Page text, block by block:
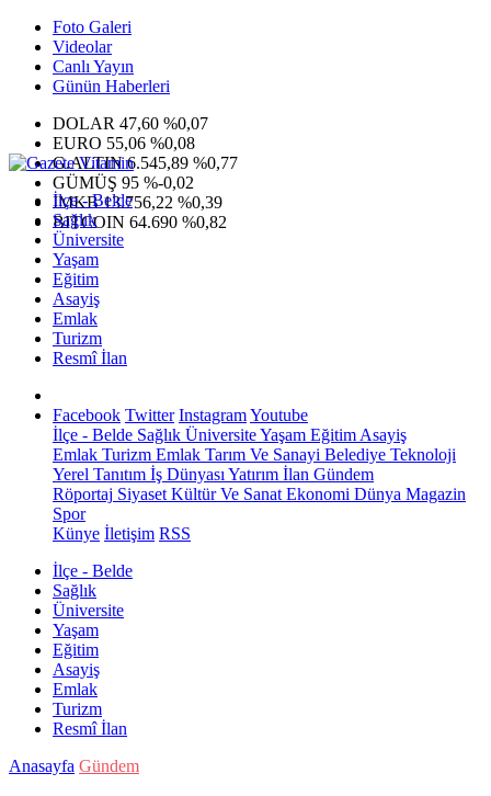
Foto Galeri
Videolar
Canlı Yayın
Günün Haberleri
DOLAR 47,60 %0,07
EURO 55,06 %0,08
G.ALTIN6.545,89 %0,77
GÜMÜŞ 95 %-0,02
IMKB13.756,22 %0,39
BITCOIN 64.690 %0,82
İlçe - Belde
Sağlık
Üniversite
Yaşam
Eğitim
Asayiş
Emlak
Turizm
Resmî İlan
Facebook Twitter InstagramYoutube
İlçe - Belde Sağlık ÜniversiteYaşam Eğitim Asayiş
Emlak Turizm Emlak Tarım Ve Sanayi Belediye Teknoloji
Yerel Tanıtım İş Dünyası Yatırım İlan Gündem
Röportaj Siyaset Kültür Ve Sanat Ekonomi Dünya Magazin
Spor
Künye İletişim RSS
İlçe - Belde
Sağlık
Üniversite
Yaşam
Eğitim
Asayiş
Emlak
Turizm
Resmî İlan
Anasayfa Gündem